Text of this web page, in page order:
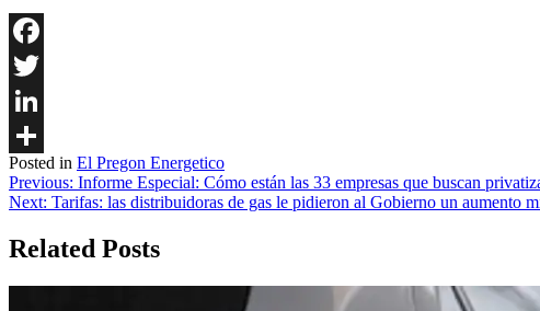
Facebook
Twitter
LinkedIn
Share
Posted in El Pregon Energetico
Navegación
de
entradas
Previous: Informe Especial: Cómo están las 33 empresas que buscan
Next: Tarifas: las distribuidoras de gas le pidieron al Gobierno un aumento
Related Posts